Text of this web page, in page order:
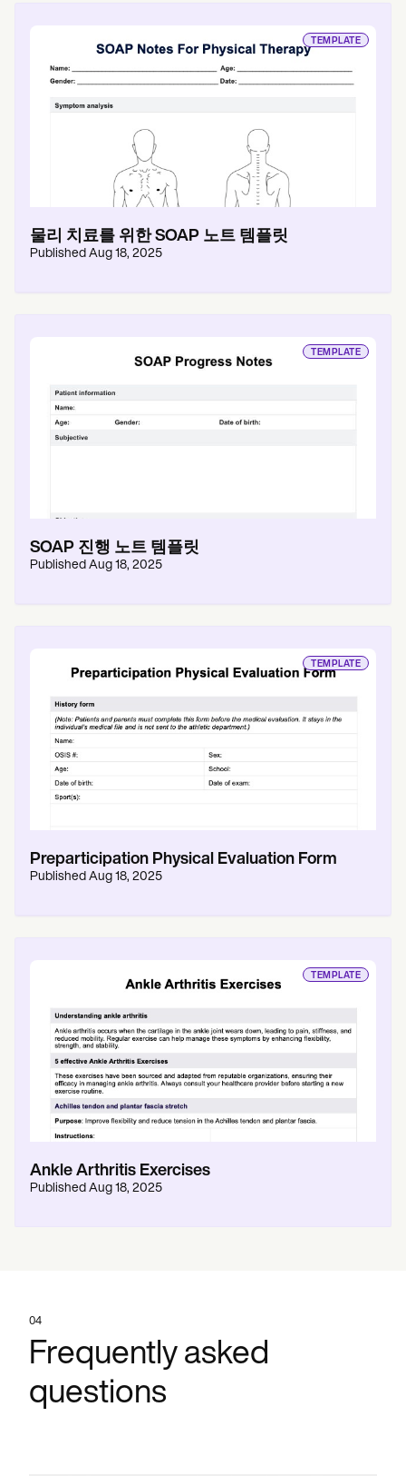
TEMPLATE
물리 치료를 위한 SOAP 노트 템플릿
Published Aug 18, 2025
TEMPLATE
SOAP 진행 노트 템플릿
Published Aug 18, 2025
TEMPLATE
Preparticipation Physical Evaluation Form
Published Aug 18, 2025
TEMPLATE
Ankle Arthritis Exercises
Published Aug 18, 2025
04
Frequently asked
questions